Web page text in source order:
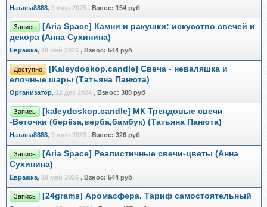
Наташа8888, 9 июн 2025 , Взнос: 154 руб
Запись
[Aria Space] Камни и ракушки: искусство свечей и
декора (Анна Сухинина)
Евражкa, 19 май 2026 , Взнос: 544 руб
Доступно
[Kaleydoskop.candle] Свеча - неваляшка и
елочные шары (Татьяна Панюта)
Организатор, 12 дек 2024 , Взнос: 380 руб
Запись
[kaleydoskop.candle] МК Трендовые свечи
-Веточки (берёза,верба,бамбук) (Татьяна Панюта)
Наташа8888, 9 июн 2025 , Взнос: 326 руб
Запись
[Aria Space] Реалистичные свечи-цветы (Анна
Сухинина)
Евражкa, 19 май 2026 , Взнос: 544 руб
Запись [24grams] Аромасфера. Тариф самостоятельный